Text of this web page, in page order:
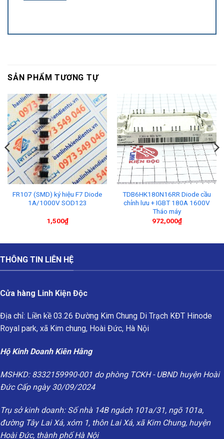
SẢN PHẨM TƯƠNG TỰ
FR107 (SMD) ký hiệu F7 Diode
1A/1000V SOD123
1,500₫
TDB6HK180N16RR Diode cầu
chỉnh lưu + IGBT 180A 1600V
Tháo máy
972,000₫
THÔNG TIN LIÊN HỆ
Cửa hàng Linh Kiện Độc
Địa chỉ: Liền kề 03.26 Đường Kim Chung Di Trạch KĐT Hinode
Royal park, xã Kim chung, Hoài Đức, Hà Nội
Hộ Kinh Doanh Kiên Hằng
MSHKD: 8332159990-001 do phòng TCKH - UBND huyện Hoài
Đức Cấp ngày 30/09/2024
Trụ sở kinh doanh: Số nhà 14B ngách 101a/31, ngõ 101a,
đường Tây Lai Xá, xóm 1, thôn Lai Xá, xã Kim Chung, huyện
Hoài Đức, thành phố Hà Nội